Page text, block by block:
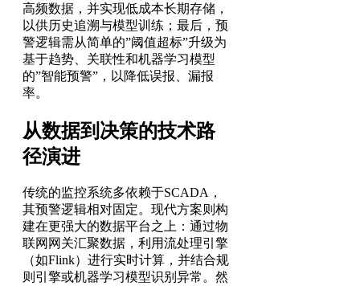
高频数据，并实现低成本长期存储，
以供历史追溯与模型训练；最后，预
警逻辑需从简单的”阈值超标”升级为
基于趋势、关联性和机器学习模型
的”智能预警”，以降低误报、漏报
率。
从数据到决策的技术路
径演进
传统的监控系统多依赖于SCADA，
其预警逻辑相对固定。现代方案则构
建在更强大的数据平台之上：通过物
联网网关汇聚数据，利用流处理引擎
（如Flink）进行实时计算，并结合规
则引擎或机器学习模型识别异常。然